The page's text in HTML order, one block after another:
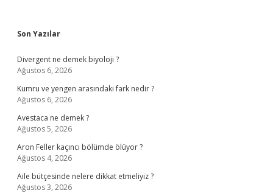
Sidebar
Son Yazılar
Divergent ne demek biyoloji ?
Ağustos 6, 2026
Kumru ve yengen arasındaki fark nedir ?
Ağustos 6, 2026
Avestaca ne demek ?
Ağustos 5, 2026
Aron Feller kaçıncı bölümde ölüyor ?
Ağustos 4, 2026
Aile bütçesinde nelere dikkat etmeliyiz ?
Ağustos 3, 2026